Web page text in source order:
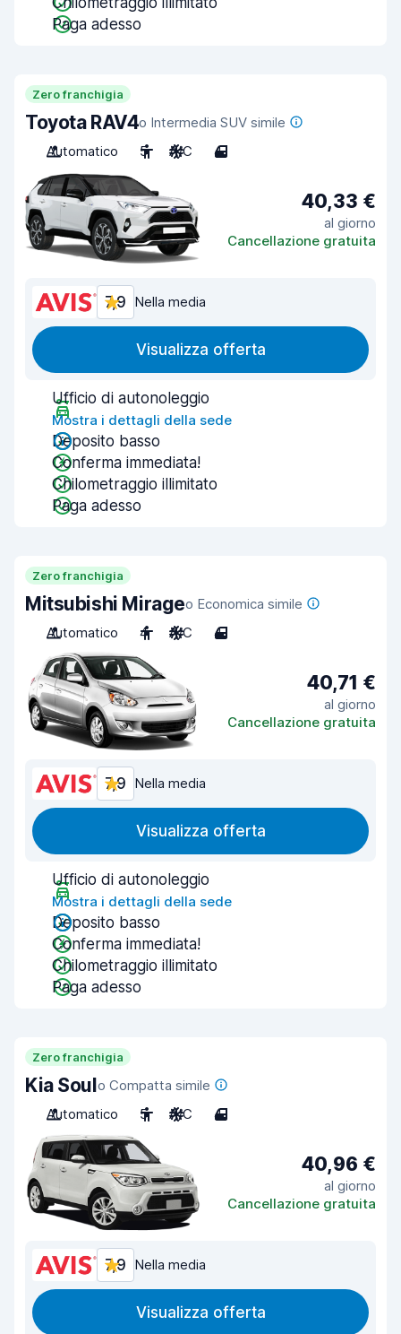
Paga adesso
Zero franchigia
Toyota RAV4o Intermedia SUV simile
Automatico
5 A/C 4
40,33 €
al giorno
Cancellazione gratuita
7,9 Nella media
Visualizza offerta
Ufficio di autonoleggio
Mostra i dettagli della sede
Deposito basso
Conferma immediata!
Chilometraggio illimitato
Paga adesso
Zero franchigia
Mitsubishi Mirageo Economica simile
Automatico
4 A/C 4
40,71 €
al giorno
Cancellazione gratuita
7,9 Nella media
Visualizza offerta
Ufficio di autonoleggio
Mostra i dettagli della sede
Deposito basso
Conferma immediata!
Chilometraggio illimitato
Paga adesso
Zero franchigia
Kia Soulo Compatta simile
Automatico
5 A/C 4
40,96 €
al giorno
Cancellazione gratuita
7,9 Nella media
Visualizza offerta